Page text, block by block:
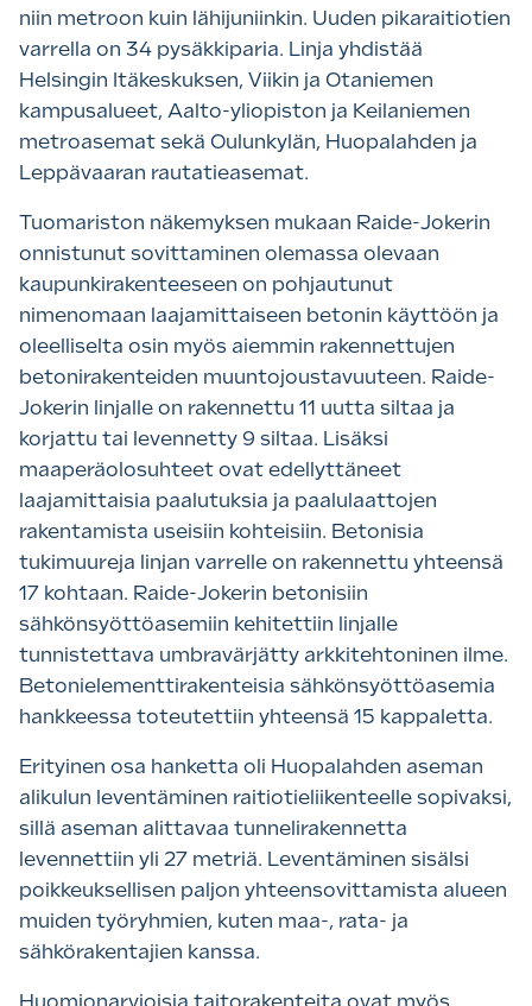
niin metroon kuin lähijuniinkin. Uuden pikaraitiotien
varrella on 34 pysäkkiparia. Linja yhdistää
Helsingin Itäkeskuksen, Viikin ja Otaniemen
kampusalueet, Aalto-yliopiston ja Keilaniemen
metroasemat sekä Oulunkylän, Huopalahden ja
Leppävaaran rautatieasemat.
Tuomariston näkemyksen mukaan Raide-Jokerin
onnistunut sovittaminen olemassa olevaan
kaupunkirakenteeseen on pohjautunut
nimenomaan laajamittaiseen betonin käyttöön ja
oleelliselta osin myös aiemmin rakennettujen
betonirakenteiden muuntojoustavuuteen. Raide-
Jokerin linjalle on rakennettu 11 uutta siltaa ja
korjattu tai levennetty 9 siltaa. Lisäksi
maaperäolosuhteet ovat edellyttäneet
laajamittaisia paalutuksia ja paalulaattojen
rakentamista useisiin kohteisiin. Betonisia
tukimuureja linjan varrelle on rakennettu yhteensä
17 kohtaan. Raide-Jokerin betonisiin
sähkönsyöttöasemiin kehitettiin linjalle
tunnistettava umbravärjätty arkkitehtoninen ilme.
Betonielementtirakenteisia sähkönsyöttöasemia
hankkeessa toteutettiin yhteensä 15 kappaletta.
Erityinen osa hanketta oli Huopalahden aseman
alikulun leventäminen raitiotieliikenteelle sopivaksi,
sillä aseman alittavaa tunnelirakennetta
levennettiin yli 27 metriä. Leventäminen sisälsi
poikkeuksellisen paljon yhteensovittamista alueen
muiden työryhmien, kuten maa-, rata- ja
sähkörakentajien kanssa.